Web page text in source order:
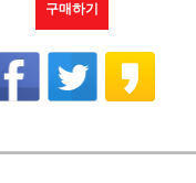
구매하기